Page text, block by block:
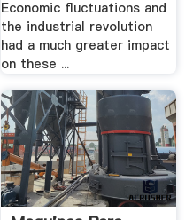
Economic fluctuations and
the industrial revolution
had a much greater impact
on these ...